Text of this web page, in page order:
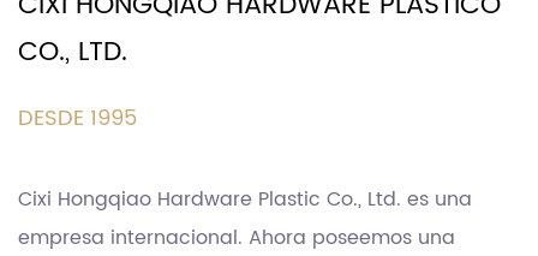
CO., LTD.
DESDE 1995
Cixi Hongqiao Hardware Plastic Co., Ltd. es una
empresa internacional. Ahora poseemos una